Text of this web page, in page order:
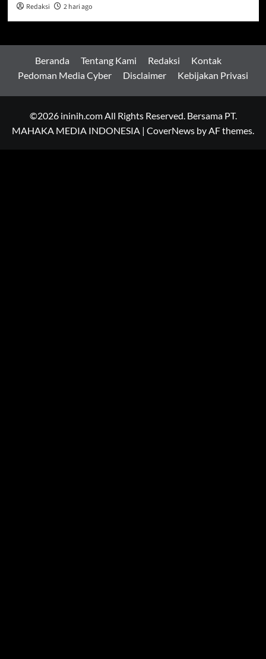
Redaksi 2 hari ago
Beranda Tentang Kami Redaksi
Kontak
Pedoman Media Cyber
Disclaimer Kebijakan Privasi
©2026 ininih.com All Rights Reserved. Bersama PT.
MAHAKA MEDIA INDONESIA | CoverNews by AF themes.